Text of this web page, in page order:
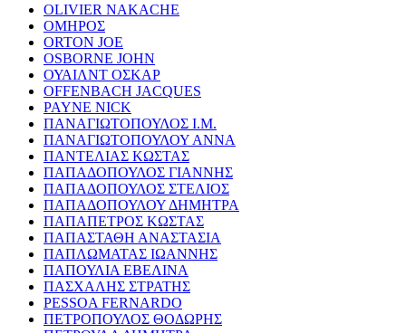
OLIVIER NAKACHE
ΟΜΗΡΟΣ
ORTON JOE
OSBORNE JOHN
ΟΥΑΙΛΝΤ ΟΣΚΑΡ
OFFENBACH JACQUES
PAYNE NICK
ΠΑΝΑΓΙΩΤΟΠΟΥΛΟΣ Ι.Μ.
ΠΑΝΑΓΙΩΤΟΠΟΥΛΟΥ ΑΝΝΑ
ΠΑΝΤΕΛΙΑΣ ΚΩΣΤΑΣ
ΠΑΠΑΔΟΠΟΥΛΟΣ ΓΙΑΝΝΗΣ
ΠΑΠΑΔΟΠΟΥΛΟΣ ΣΤΕΛΙΟΣ
ΠΑΠΑΔΟΠΟΥΛΟΥ ΔΗΜΗΤΡΑ
ΠΑΠΑΠΕΤΡΟΣ ΚΩΣΤΑΣ
ΠΑΠΑΣΤΑΘΗ ΑΝΑΣΤΑΣΙΑ
ΠΑΠΛΩΜΑΤΑΣ ΙΩΑΝΝΗΣ
ΠΑΠΟΥΛΙΑ ΕΒΕΛΙΝΑ
ΠΑΣΧΑΛΗΣ ΣΤΡΑΤΗΣ
PESSOA FERNARDO
ΠΕΤΡΟΠΟΥΛΟΣ ΘΟΔΩΡΗΣ